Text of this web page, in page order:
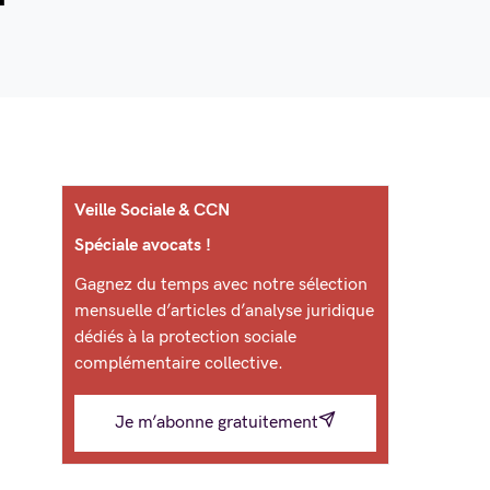
Veille Sociale & CCN
Spéciale avocats !
Gagnez du temps avec notre sélection
mensuelle d’articles d’analyse juridique
dédiés à la protection sociale
complémentaire collective.
Je m’abonne gratuitement